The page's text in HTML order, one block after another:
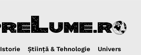
Istorie Ştiinţă & Tehnologie Univers